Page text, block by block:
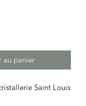
au panier
Saint Louis